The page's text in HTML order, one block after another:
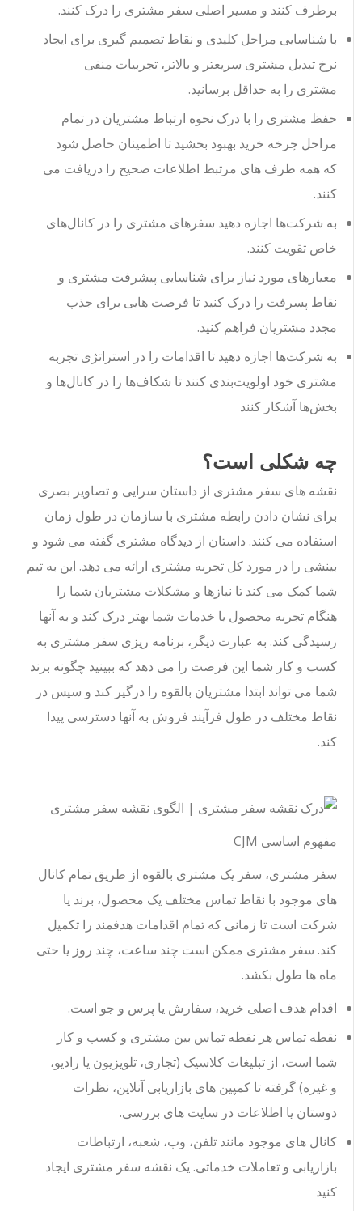
برطرف کنند و مسیر اصلی سفر مشتری را درک کنند.
با شناسایی مراحل کلیدی و نقاط تصمیم گیری برای ایجاد
نرخ تبدیل مشتری سریعتر و بالاتر، تجربیات منفی
مشتری را به حداقل برسانید.
حفظ مشتری را با درک نحوه ارتباط مشتریان در تمام
مراحل چرخه خرید بهبود بخشید تا اطمینان حاصل شود
که همه طرف های مرتبط اطلاعات صحیح را دریافت می
کنند.
به شرکت‌ها اجازه دهید سفرهای مشتری را در کانال‌های
خاص تقویت کنند.
معیارهای مورد نیاز برای شناسایی پیشرفت مشتری و
نقاط پسرفت را درک کنید تا فرصت هایی برای جذب
مجدد مشتریان فراهم کنید.
به شرکت‌ها اجازه دهید تا اقدامات را در استراتژی تجربه
مشتری خود اولویت‌بندی کنند تا شکاف‌ها را در کانال‌ها و
بخش‌ها آشکار کنند
چه شکلی است؟
نقشه های سفر مشتری از داستان سرایی و تصاویر بصری
برای نشان دادن رابطه مشتری با سازمان در طول زمان
استفاده می کنند. داستان از دیدگاه مشتری گفته می شود و
بینشی را در مورد کل تجربه مشتری ارائه می دهد. این به تیم
شما کمک می کند تا نیازها و مشکلات مشتریان شما را
هنگام تجربه محصول یا خدمات شما بهتر درک کند و به آنها
رسیدگی کند. به عبارت دیگر، برنامه ریزی سفر مشتری به
کسب و کار شما این فرصت را می دهد که ببینید چگونه برند
شما می تواند ابتدا مشتریان بالقوه را درگیر کند و سپس در
نقاط مختلف در طول فرآیند فروش به آنها دسترسی پیدا
کند.
مفهوم اساسی CJM
سفر مشتری، سفر یک مشتری بالقوه از طریق تمام کانال
های موجود با نقاط تماس مختلف یک محصول، برند یا
شرکت است تا زمانی که تمام اقدامات هدفمند را تکمیل
کند. سفر مشتری ممکن است چند ساعت، چند روز یا حتی
ماه ها طول بکشد.
اقدام هدف اصلی خرید، سفارش یا پرس و جو است.
نقطه تماس هر نقطه تماس بین مشتری و کسب و کار
شما است، از تبلیغات کلاسیک (تجاری، تلویزیون یا رادیو،
و غیره) گرفته تا کمپین های بازاریابی آنلاین، نظرات
دوستان یا اطلاعات در سایت های بررسی.
کانال های موجود مانند تلفن، وب، شعبه، ارتباطات
بازاریابی و تعاملات خدماتی. یک نقشه سفر مشتری ایجاد
کنید